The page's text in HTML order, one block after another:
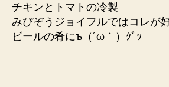
チキンとトマトの冷製
みぴぞうジョイフルではコレが
ビールの肴にъ（´ω｀）ｸﾞｯ